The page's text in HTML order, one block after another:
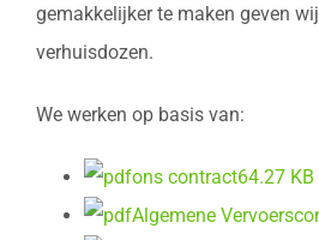
gemakkelijker te maken geven
verhuisdozen.
We werken op basis van:
ons contract64.27 KB
Algemene